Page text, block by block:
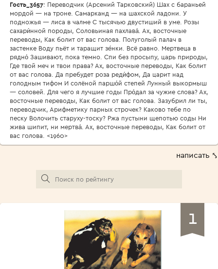
Гость_3657: Переводчик (Арсений Тарковский) Шах с бараньей
мордой — на троне. Самарканд — на шахской ладони. У
подножья — лиса в чалме С тысячью двустиший в уме. Розы
сахари́нной породы, Соловьиная пахлава́. Ах, восточные
переводы, Как болит от вас голова. Полуголый палач в
застенке Воду пьёт и таращит зе́нки. Всё равно. Мертвеца в
рядно́ Зашивают, пока темно. Спи без просыпу, царь природы,
Где твой меч и твои права? Ах, восточные переводы, Как болит
от вас голова. Да пребудет роза реди́фом, Да царит над
голодным тифом И солёной паршо́й степей Лунный выкормыш
— соловей. Для чего я лучшие годы Про́дал за чужие слова? Ах,
восточные переводы, Как болит от вас голова. Зазубрил ли ты,
переводчик, Арифметику парных строчек? Каково тебе по
песку Волочить старуху-тоску? Ржа пустыни щепотью соды Ни
жива шипит, ни мертва́. Ах, восточные переводы, Как болит от
вас голова. <1960>
написать ⤣
1